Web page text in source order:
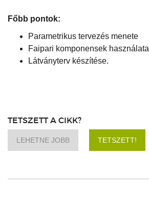
Főbb pontok:
Parametrikus tervezés menete
Faipari komponensek használata
Látványterv készítése.
TETSZETT A CIKK?
LEHETNE JOBB TETSZETT!